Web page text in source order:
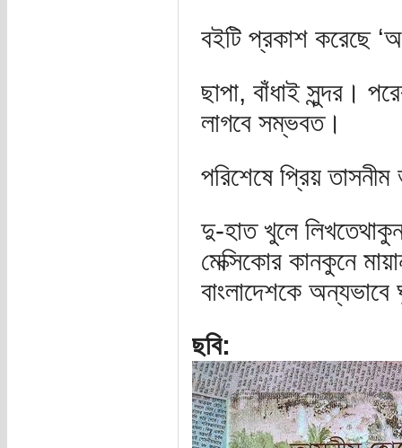
বইটি প্রকাশ করেছে
ছাপা, বাঁধাই সুন্দর।
লাগবে সম্ভবত।
পরিশেষে প্রিয় তাসনীম
দু-হাত খুলে
মেক্সিকোর কানকুনে
বাংলাদেশকে
ছবি: